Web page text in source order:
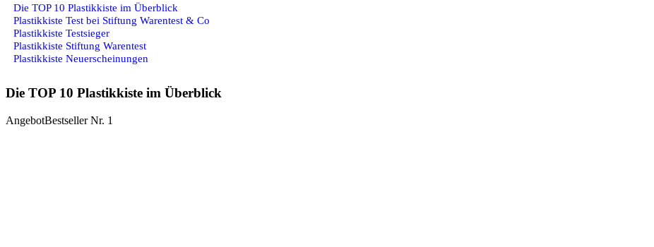
Die TOP 10 Plastikkiste im Überblick
Plastikkiste Test bei Stiftung Warentest & Co
Plastikkiste Testsieger
Plastikkiste Stiftung Warentest
Plastikkiste Neuerscheinungen
Die TOP 10 Plastikkiste im Überblick
AngebotBestseller Nr. 1